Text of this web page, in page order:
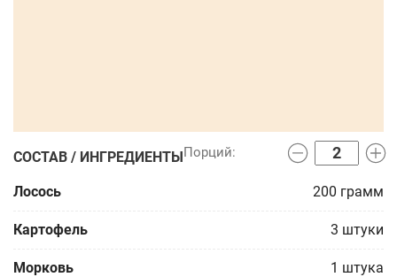
СОСТАВ / ИНГРЕДИЕНТЫ
Лосось 200 грамм
Картофель 3 штуки
Морковь 1 штука